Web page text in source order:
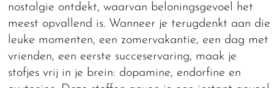
nostalgie ontdekt, waarvan beloningsgevoel het
meest opvallend is. Wanneer je terugdenkt aan die
leuke momenten, een zomervakantie, een dag met
vrienden, een eerste succeservaring, maak je
stofjes vrij in je brein: dopamine, endorfine en